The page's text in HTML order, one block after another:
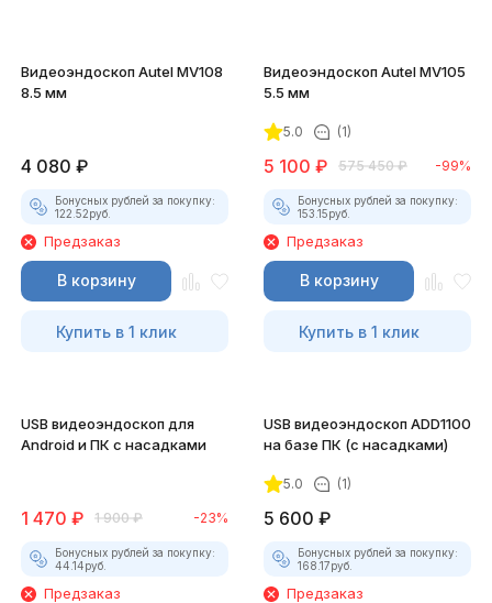
Видеоэндоскоп Autel MV108
8.5 мм
4 080 ₽
Бонусных рублей за покупку:
122.52руб.
Предзаказ
В корзину
Купить в 1 клик
Видеоэндоскоп Autel MV105
5.5 мм
5.0 (1)
5 100 ₽ 575 450 ₽ -99%
Бонусных рублей за покупку:
153.15руб.
Предзаказ
В корзину
Купить в 1 клик
USB видеоэндоскоп для
Android и ПК с насадками
1 470 ₽ 1 900 ₽ -23%
Бонусных рублей за покупку:
44.14руб.
Предзаказ
USB видеоэндоскоп ADD1100
на базе ПК (с насадками)
5.0 (1)
5 600 ₽
Бонусных рублей за покупку:
168.17руб.
Предзаказ